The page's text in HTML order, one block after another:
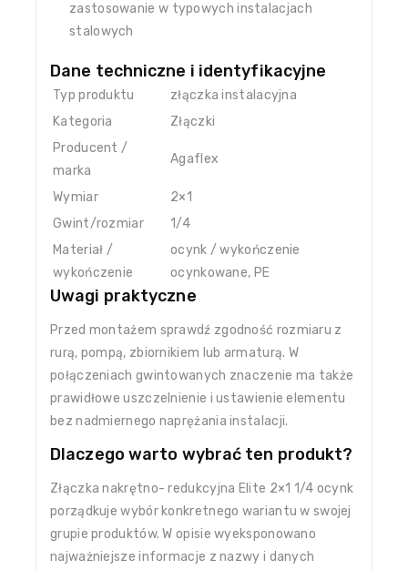
zastosowanie w typowych instalacjach
stalowych
Dane techniczne i identyfikacyjne
Typ produktu
złączka instalacyjna
Kategoria
Złączki
Producent /
marka
Agaflex
Wymiar
2×1
Gwint/rozmiar
1/4
Materiał /
wykończenie
ocynk / wykończenie
ocynkowane, PE
Uwagi praktyczne
Przed montażem sprawdź zgodność rozmiaru z
rurą, pompą, zbiornikiem lub armaturą. W
połączeniach gwintowanych znaczenie ma także
prawidłowe uszczelnienie i ustawienie elementu
bez nadmiernego naprężania instalacji.
Dlaczego warto wybrać ten produkt?
Złączka nakrętno- redukcyjna Elite 2×1 1/4 ocynk
porządkuje wybór konkretnego wariantu w swojej
grupie produktów. W opisie wyeksponowano
najważniejsze informacje z nazwy i danych